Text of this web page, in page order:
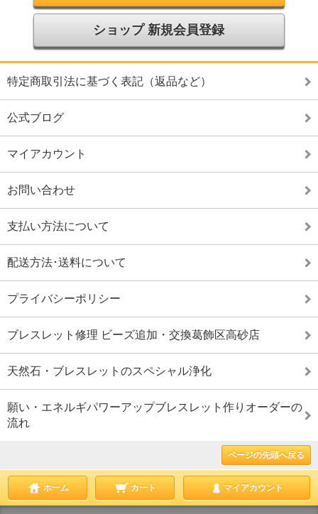
ショップ 新規会員登録
特定商取引法に基づく表記（返品など）
公式ブログ
マイアカウント
お問い合わせ
支払い方法について
配送方法･送料について
プライバシーポリシー
ブレスレット修理 ビーズ追加・交換葛飾区高砂店
天然石・ブレスレットのスペシャル浄化
願い・エネルギパワーアップブレスレット作りオーダーの
流れ
ページの先頭へ戻る
ホーム カート マイアカウント